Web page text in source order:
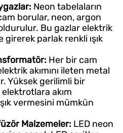
Neon tabelaların
borular, neon, argon
Bu gazlar elektrik
girerek parlak renkli ışık
Her bir cam
akımını ileten metal
Yüksek gerilimli bir
akım
vermesini mümkün
Malzemeler: LED neon